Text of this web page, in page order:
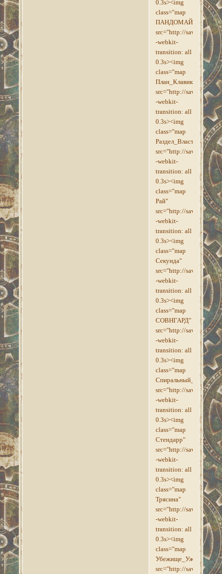
0.3s><img
class="map
ПАНДОМАЙ"
src="http://savepic.org/
-webkit-
transition: all
0.3s><img
class="map
src="http://savepic.su/
-webkit-
transition: all
0.3s><img
class="map
Раздел_Власти"
src="http://savepic.su/
-webkit-
transition: all
0.3s><img
class="map
Рай"
src="http://savepic.su/
-webkit-
transition: all
0.3s><img
class="map
Секунда"
src="http://savepic.su/
-webkit-
transition: all
0.3s><img
class="map
СОВНГАРД"
src="http://savepic.su/
-webkit-
transition: all
0.3s><img
class="map
Спиральный_Моток"
src="http://savepic.su/
-webkit-
transition: all
0.3s><img
class="map
Стендарр"
src="http://savepic.su/
-webkit-
transition: all
0.3s><img
class="map
Трясина"
src="http://savepic.su/
-webkit-
transition: all
0.3s><img
class="map
Убежище_Ужаса"
src="http://savepic.su/